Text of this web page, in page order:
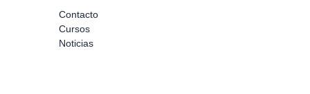
Contacto
Cursos
Noticias